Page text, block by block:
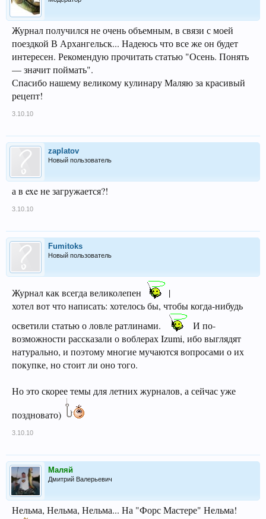
Журнал получился не очень объемным, в связи с моей
поездкой В Архангельск... Надеюсь что все же он будет
интересен. Рекомендую прочитать статью "Осень. Понять
— значит поймать".
Спасибо нашему великому кулинару Маляю за красивый
рецепт!
3.10.10
zaplatov
Новый пользователь
а в exe не загружается?!
3.10.10
Fumitoks
Новый пользователь
Журнал как всегда великолепен
|
хотел вот что написать: хотелось бы, чтобы когда-нибудь
осветили статью о ловле ратлинами.
И по-
возможности рассказали о воблерах Izumi, ибо выглядят
натурально, и поэтому многие мучаются вопросами о их
покупке, но стоит ли оно того.
Но это скорее темы для летних журналов, а сейчас уже
поздновато)
3.10.10
Маляй
Дмитрий Валерьевич
Нельма, Нельма, Нельма... На "Форс Мастере" Нельма!